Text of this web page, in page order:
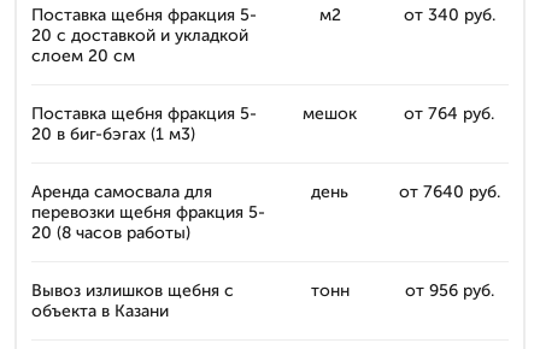
Поставка щебня фракция 5-
20 с доставкой и укладкой
слоем 20 см
м2 от 340 руб.
Поставка щебня фракция 5-
20 в биг-бэгах (1 м3)
мешок от 764 руб.
Аренда самосвала для
перевозки щебня фракция 5-
20 (8 часов работы)
день от 7640 руб.
Вывоз излишков щебня с
объекта в Казани
тонн от 956 руб.